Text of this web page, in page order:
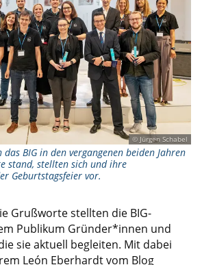
© Jürgen Schabel
BIG in den vergangenen beiden Jahren
stand, stellten sich und ihre
Geburtstagsfeier vor.
Grußworte stellten die BIG-
Publikum Gründer*innen und
sie aktuell begleiten. Mit dabei
León Eberhardt vom Blog